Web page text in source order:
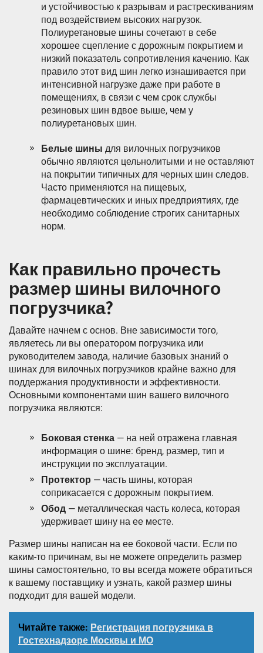
и устойчивостью к разрывам и растрескиваниям
под воздействием высоких нагрузок.
Полиуретановые шины сочетают в себе
хорошее сцепление с дорожным покрытием и
низкий показатель сопротивления качению. Как
правило этот вид шин легко изнашивается при
интенсивной нагрузке даже при работе в
помещениях, в связи с чем срок службы
резиновых шин вдвое выше, чем у
полиуретановых шин.
Белые шины для вилочных погрузчиков
обычно являются цельнолитыми и не оставляют
на покрытии типичных для черных шин следов.
Часто применяются на пищевых,
фармацевтических и иных предприятиях, где
необходимо соблюдение строгих санитарных
норм.
Как правильно прочесть
размер шины вилочного
погрузчика?
Давайте начнем с основ. Вне зависимости того,
являетесь ли вы оператором погрузчика или
руководителем завода, наличие базовых знаний о
шинах для вилочных погрузчиков крайне важно для
поддержания продуктивности и эффективности.
Основными компонентами шин вашего вилочного
погрузчика являются:
Боковая стенка — на ней отражена главная
информация о шине: бренд, размер, тип и
инструкции по эксплуатации.
Протектор — часть шины, которая
соприкасается с дорожным покрытием.
Обод — металлическая часть колеса, которая
удерживает шину на ее месте.
Размер шины написан на ее боковой части. Если по
каким-то причинам, вы не можете определить размер
шины самостоятельно, то вы всегда можете обратиться
к вашему поставщику и узнать, какой размер шины
подходит для вашей модели.
Читайте также: Регистрация погрузчика в
Гостехнадзоре Москвы и МО